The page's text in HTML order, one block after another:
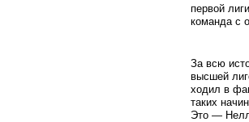
первой
команда с
За всю
высшей
ходил в
таких
Это —